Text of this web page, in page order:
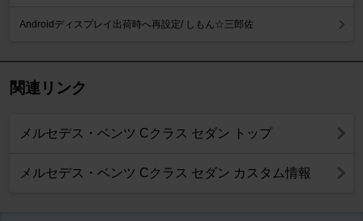
Androidディスプレイ出荷時へ再設定/ しもん☆三郎佐
関連リンク
メルセデス・ベンツ Cクラス セダン トップ
メルセデス・ベンツ Cクラス セダン カスタム情報